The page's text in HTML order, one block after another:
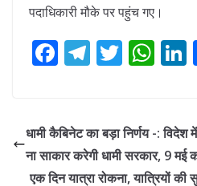
पदाधिकारी मौके पर पहुंच गए।
F
b
o
T
gr
a
T
er
W
s
A
धामी कैबिनेट का बड़ा निर्णय -:
ना साकार करेगी धामी सरकार, 9 मई
एक दिन यात्रा रोकना, यात्रियों की